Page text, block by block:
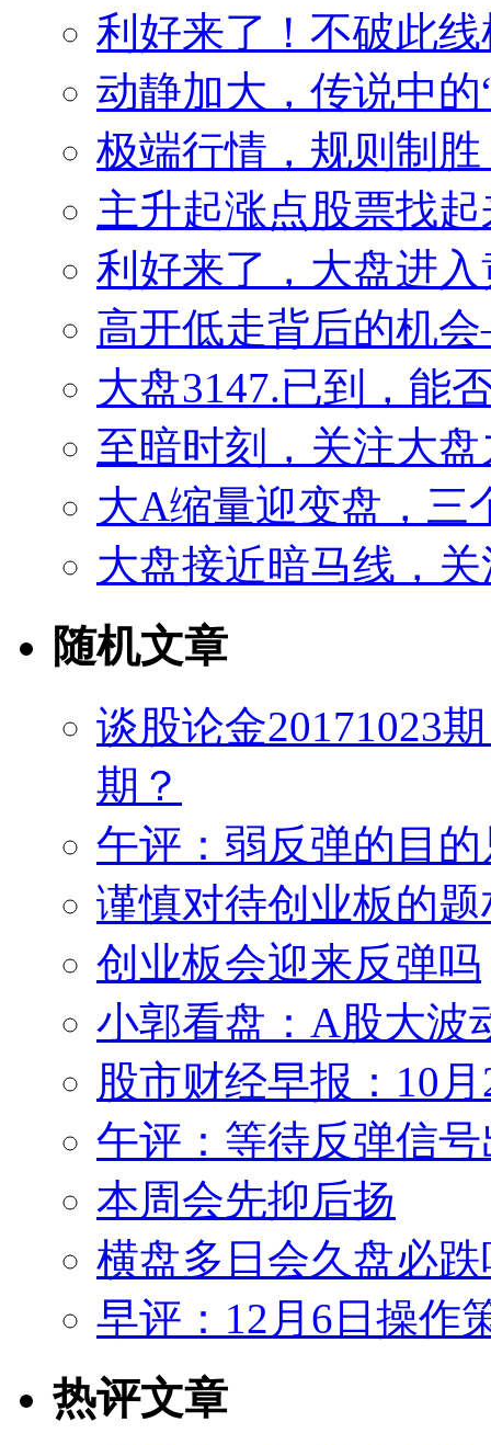
利好来了！不破此
动静加大，传说中的
极端行情，规则制胜
主升起涨点股票找
利好来了，大盘进
高开低走背后的机
大盘3147.已到，能
至暗时刻，关注大
大A缩量迎变盘，三
大盘接近暗马线，
随机文章
谈股论金20171023
期？
午评：弱反弹的目
谨慎对待创业板的
创业板会迎来反弹吗
小郭看盘：A股大波
股市财经早报：10
午评：等待反弹信
本周会先抑后扬
横盘多日会久盘必跌
早评：12月6日操作
热评文章